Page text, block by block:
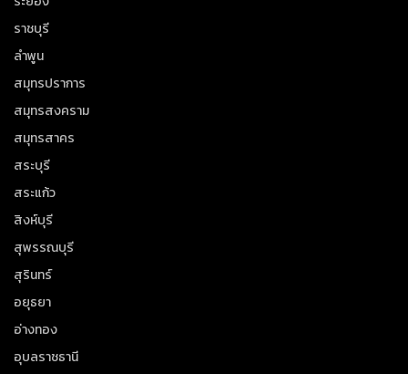
ราชบุรี
ลำพูน
สมุทรปราการ
สมุทรสงคราม
สมุทรสาคร
สระบุรี
สระแก้ว
สิงห์บุรี
สุพรรณบุรี
สุรินทร์
อยุธยา
อ่างทอง
อุบลราชธานี